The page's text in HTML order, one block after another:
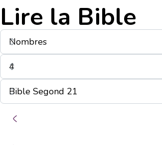
Lire la Bible